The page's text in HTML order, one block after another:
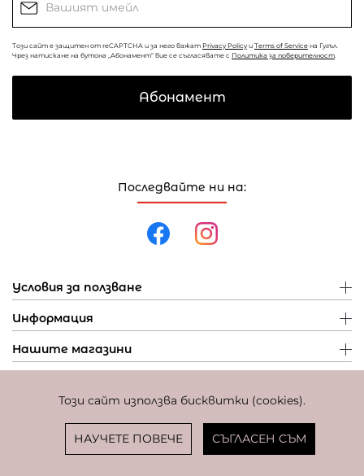
Този сайт използва бисквитки (cookies).
НАУЧЕТЕ ПОВЕЧЕ СЪГЛАСЕН СЪМ
Последвайте ни на:
Условия за ползване
Информация
Нашите магазини
Този сайт е защитен от reCAPTCHA и за него важат Privacy Policy и Terms of Service на Гугъл.
Чрез натискане на бутона „Абонамент“ вие се съгласявате с Политика за поверителност.
Абонамент
Фиксиран курс за превалутиране: 1 EUR = 1,95583 BGN